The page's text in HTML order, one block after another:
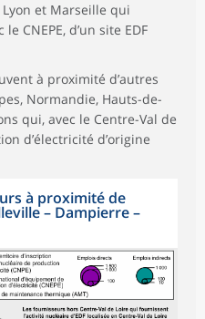
et Marseille qui
CNEPE, d’un site EDF
à proximité d’autres
Normandie, Hauts-de-
qui, avec le Centre-Val de
d’électricité d’origine
à proximité de
– Dampierre –